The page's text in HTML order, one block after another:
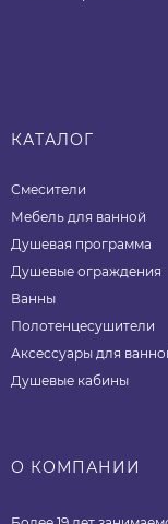
КАТАЛОГ
Смесители
Мебель для ванной
Душевая программа
Душевые ограждения
Ванны
Полотенцесушители
Аксессуары для
Душевые кабины
О КОМПАНИИ